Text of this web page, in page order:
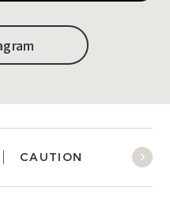
CAUTION